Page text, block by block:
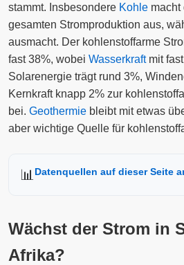
stammt. Insbesondere Kohle macht
gesamten Stromproduktion aus,
ausmacht. Der kohlenstoffarme
fast 38%, wobei Wasserkraftmit
Solarenergie trägt rund 3%,
Kernkraft knapp 2% zur
bei. Geothermie bleibt mit etwas
aber wichtige Quelle für
📊 Datenquellen auf dieser Seite
Wächst der Strom in
Afrika?